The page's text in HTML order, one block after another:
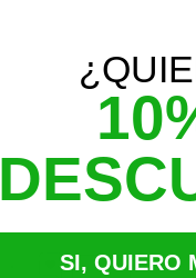
SI, QUIERO